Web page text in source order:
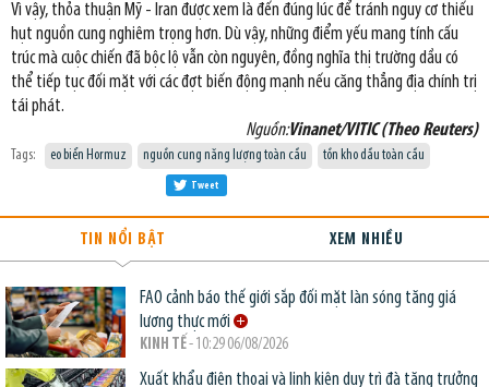
Vì vậy, thỏa thuận Mỹ - Iran được xem là đến đúng lúc để tránh nguy cơ thiếu
hụt nguồn cung nghiêm trọng hơn. Dù vậy, những điểm yếu mang tính cấu
trúc mà cuộc chiến đã bộc lộ vẫn còn nguyên, đồng nghĩa thị trường dầu có
thể tiếp tục đối mặt với các đợt biến động mạnh nếu căng thẳng địa chính trị
tái phát.
Nguồn:Vinanet/VITIC (Theo Reuters)
Tags: eo biển Hormuz nguồn cung năng lượng toàn cầu tồn kho dầu toàn cầu
Tweet
TIN NỔI BẬT XEM NHIỀU
FAO cảnh báo thế giới sắp đối mặt làn sóng tăng giá
lương thực mới
KINH TẾ- 10:29 06/08/2026
Xuất khẩu điện thoại và linh kiện duy trì đà tăng trưởng